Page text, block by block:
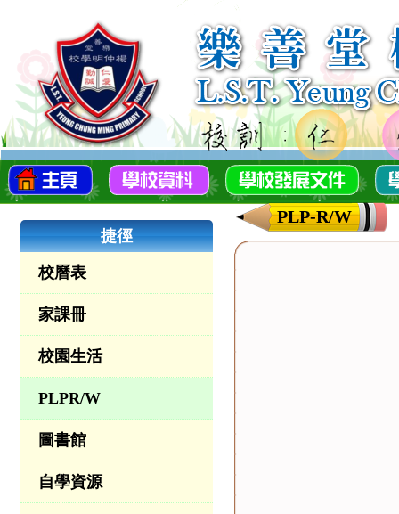
捷徑
校曆表
家課冊
校園生活
PLPR/W
圖書館
自學資源
PLP-R/W